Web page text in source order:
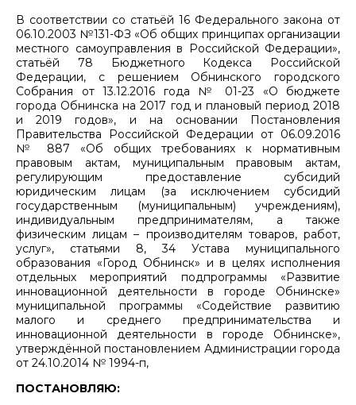
В соответствии со статьёй 16 Федерального закона от
06.10.2003 №131-ФЗ «Об общих принципах организации
местного самоуправления в Российской Федерации»,
статьёй 78 Бюджетного Кодекса Российской
Федерации, с решением Обнинского городского
Собрания от 13.12.2016 года № 01-23 «О бюджете
города Обнинска на 2017 год и плановый период 2018
и 2019 годов», и на основании Постановления
Правительства Российской Федерации от 06.09.2016
№ 887 «Об общих требованиях к нормативным
правовым актам, муниципальным правовым актам,
регулирующим предоставление субсидий
юридическим лицам (за исключением субсидий
государственным (муниципальным) учреждениям),
индивидуальным предпринимателям, а также
физическим лицам – производителям товаров, работ,
услуг», статьями 8, 34 Устава муниципального
образования «Город Обнинск» и в целях исполнения
отдельных мероприятий подпрограммы «Развитие
инновационной деятельности в городе Обнинске»
муниципальной программы «Содействие развитию
малого и среднего предпринимательства и
инновационной деятельности в городе Обнинске»,
утверждённой постановлением Администрации города
от 24.10.2014 № 1994-п,
ПОСТАНОВЛЯЮ: